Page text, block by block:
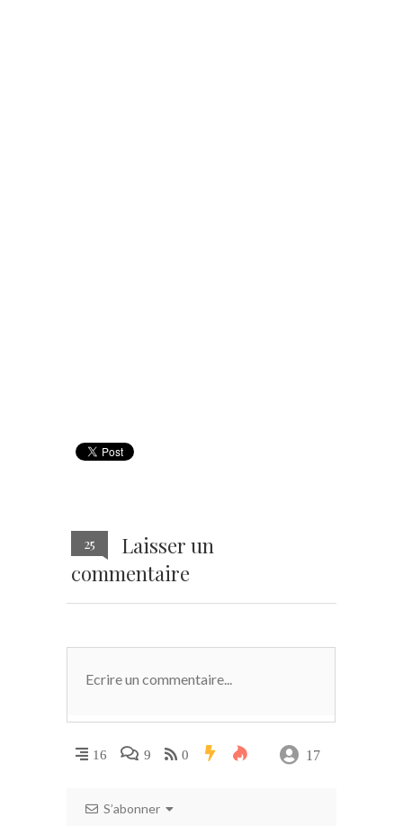
25
Laisser un
commentaire
16 9 0 17
S’abonner